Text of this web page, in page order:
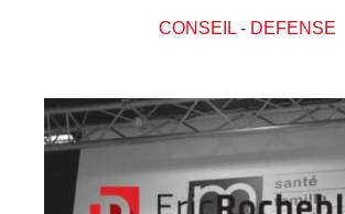
CONSEIL- DEFENSE